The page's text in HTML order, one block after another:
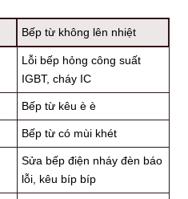
Bếp từ không lên nhiệt
Lỗi bếp hỏng công suất
IGBT, cháy IC
Bếp từ kêu è è
Bếp từ có mùi khét
Sửa bếp điện nháy đèn báo
lỗi, kêu bíp bíp